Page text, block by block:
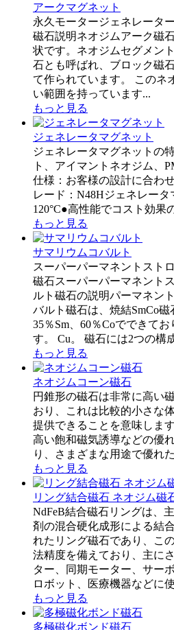
アークマグネット
永久モータージェネレータ
磁石説明ネオジムアーク磁
状です。ネオジムセグメン
石とも呼ばれ、ブロック磁
て作られています。 このネ
い範囲を持っています...
もっと見る
ジェネレータマグネット
ジェネレータマグネットの
ト、アイマントネオジム、
仕様：お客様の設計に合わ
レード：N48Hジェネレータ
120°C●高性能でコスト効果
もっと見る
サマリウムコバルト
スーパーパーマネントスト
磁石スーパーパーマネント
ルト磁石の説明パーマネン
バルト磁石は、焼結SmCo磁
35％Sm、60％Coでできて
す。 Cu。 磁石には2つの構
もっと見る
ネオジムコーン磁石
円錐形の磁石は非常に高い
おり、これは比較的小さな
提供できることを意味しま
高い飽和磁気誘導などの優
り、さまざまな用途で優れ
もっと見る
リング結合磁石 ネオジム磁
NdFeB結合磁石リングは、
剤の混合硬化成形による結
れたリング磁石であり、こ
法精度を備えており、主に
ター、同期モーター、サー
ロボット、医療機器などに
もっと見る
多極磁化ボンド磁石